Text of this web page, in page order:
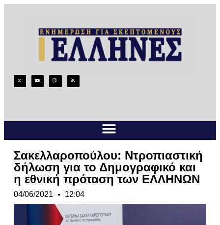
Σακελλαροπούλου: Ντροπιαστική
δήλωση για το Δημογραφικό και
η εθνική πρόταση των ΕΛΛΗΝΩΝ
04/06/2021 12:04